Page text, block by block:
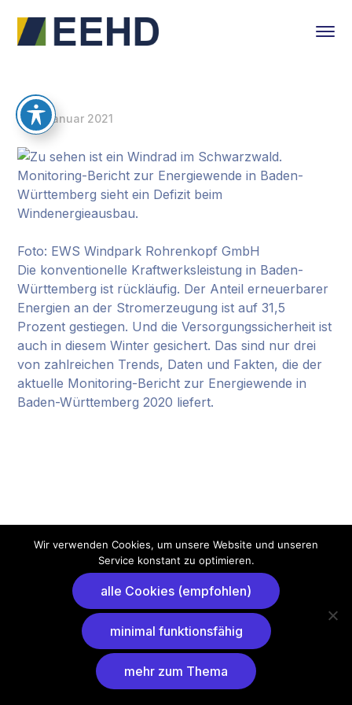
8. Januar 2021
Foto: EWS Windpark Rohrenkopf GmbH
Die konventionelle Kraftwerksleistung in Baden-
Württemberg ist rückläufig. Der Anteil erneuerbarer
Energien an der Stromerzeugung ist auf 31,5
Prozent gestiegen. Und die Versorgungssicherheit ist
auch in diesem Winter gesichert. Das sind nur drei
von zahlreichen Trends, Daten und Fakten, die der
aktuelle Monitoring-Bericht zur Energiewende in
Baden-Württemberg 2020 liefert.
Wir verwenden Cookies, um unsere Website und unseren
Service konstant zu optimieren.
alle Cookies (empfohlen)
minimal funktionsfähig
mehr zum Thema